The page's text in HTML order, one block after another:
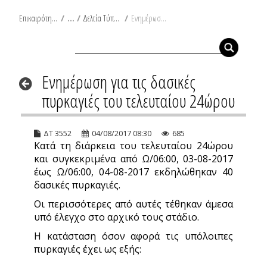
Επικαιρότητα / Δελτία Τύπου / Ενημέρωση για τις δασικές πυρκαγιές του τελευταίου 24ώρου
Ενημέρωση για τις δασικές
πυρκαγιές του τελευταίου 24ώρου
ΔΤ 3552 04/08/2017 08:30 685
Κατά τη διάρκεια του τελευταίου 24ώρου
και συγκεκριμένα από Ω/06:00, 03-08-2017
έως Ω/06:00, 04-08-2017 εκδηλώθηκαν 40
δασικές πυρκαγιές.
Οι περισσότερες από αυτές τέθηκαν άμεσα
υπό έλεγχο στο αρχικό τους στάδιο.
Η κατάσταση όσον αφορά τις υπόλοιπες
πυρκαγιές έχει ως εξής: